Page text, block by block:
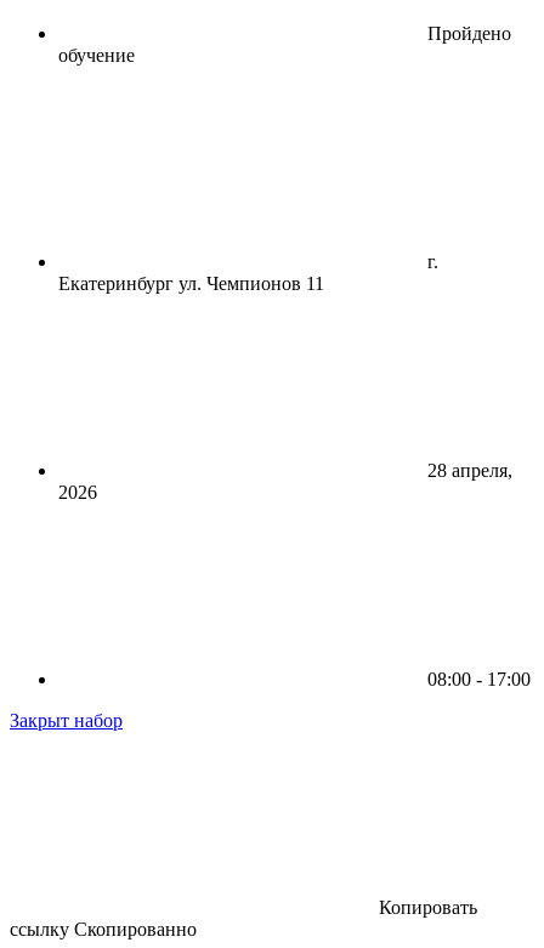
Пройдено
обучение
г.
Екатеринбург ул. Чемпионов 11
28 апреля,
2026
08:00 - 17:00
Закрыт набор
Копировать
ссылку Скопированно